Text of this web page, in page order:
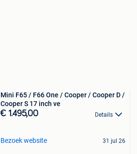
Mini F65 / F66 One / Cooper / Cooper D /
Cooper S 17 inch ve
€ 1.495,00 Details
Bezoek website 31 jul 26